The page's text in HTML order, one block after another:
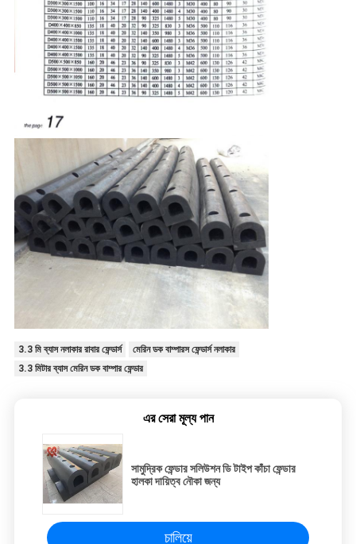
3.3 মি ব্যাস নলাকার রাবার ফেন্ডার্স
মেরিন ডক বাম্পারস ফেন্ডার্স নলাকার
3.3 মিটার ব্যাস মেরিন ডক বাম্পার ফেন্ডার
এর সেরা মূল্য পান
সামুদ্রিক ফেন্ডার সলিউশন ডি টাইপ কাঁচা ফেন্ডার
হালকা দায়িত্ব নৌকা জন্য
চালিয়ে